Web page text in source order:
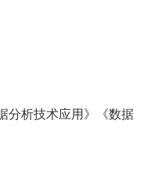
分析技术应用》《数据